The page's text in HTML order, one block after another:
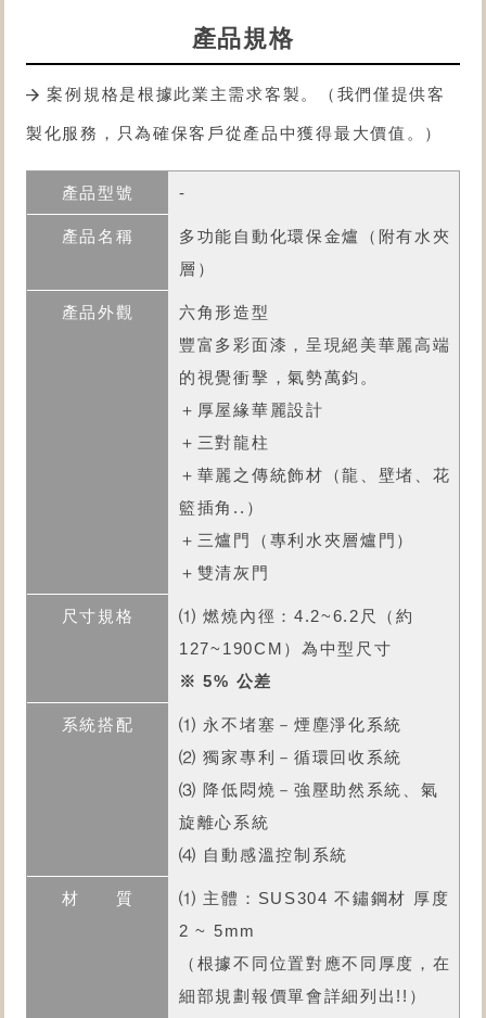
產品規格
案例規格是根據此業主需求客製。（我們僅提供客
製化服務，只為確保客戶從產品中獲得最大價值。）
-
多功能自動化環保金爐
（附有水夾
層）
六角形造型
豐富多彩面漆，呈現絕美華麗高端
的視覺衝擊，氣勢萬鈞。
＋厚屋緣華麗設計
＋三對龍柱
＋華麗之傳統飾材（龍、壁堵、花
籃插角..）
＋三爐門（專利水夾層爐門）
＋雙清灰門
⑴ 燃燒內徑：4.2~6.2尺（約
127~190CM）為中型尺寸
※ 5% 公差
⑴ 永不堵塞－煙塵淨化系統
⑵ 獨家專利－循環回收系統
⑶ 降低悶燒－強壓助然系統、氣
旋離心系統
⑷ 自動感溫控制系統
⑴ 主體：SUS304 不鏽鋼材 厚度
2 ~ 5mm
（根據不同位置對應不同厚度，在
細部規劃報價單會詳細列出!!）